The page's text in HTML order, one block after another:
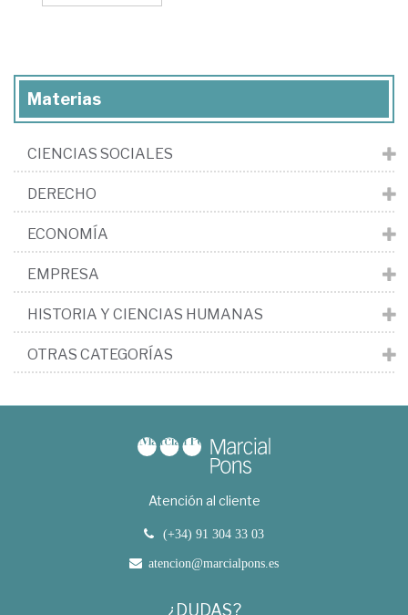
Materias
CIENCIAS SOCIALES
DERECHO
ECONOMÍA
EMPRESA
HISTORIA Y CIENCIAS HUMANAS
OTRAS CATEGORÍAS
Atención al cliente
(+34) 91 304 33 03
atencion@marcialpons.es
¿DUDAS?